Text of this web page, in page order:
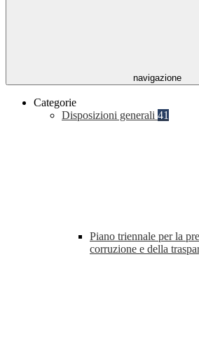
navigazione
Categorie
Disposizioni generali 41
Piano triennale per la
corruzione e della